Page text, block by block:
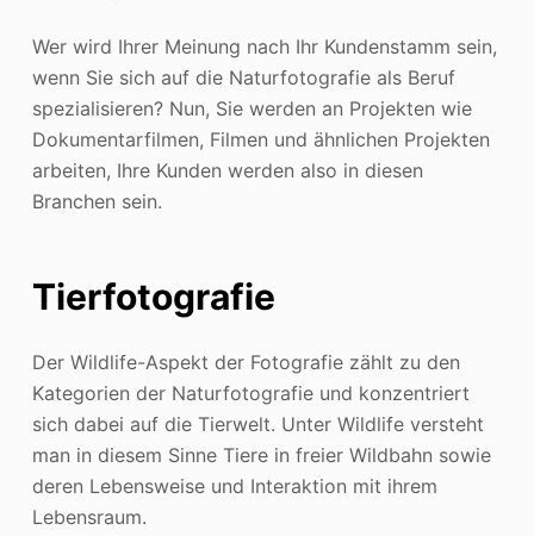
Wer wird Ihrer Meinung nach Ihr Kundenstamm sein,
wenn Sie sich auf die Naturfotografie als Beruf
spezialisieren? Nun, Sie werden an Projekten wie
Dokumentarfilmen, Filmen und ähnlichen Projekten
arbeiten, Ihre Kunden werden also in diesen
Branchen sein.
Tierfotografie
Der Wildlife-Aspekt der Fotografie zählt zu den
Kategorien der Naturfotografie und konzentriert
sich dabei auf die Tierwelt. Unter Wildlife versteht
man in diesem Sinne Tiere in freier Wildbahn sowie
deren Lebensweise und Interaktion mit ihrem
Lebensraum.